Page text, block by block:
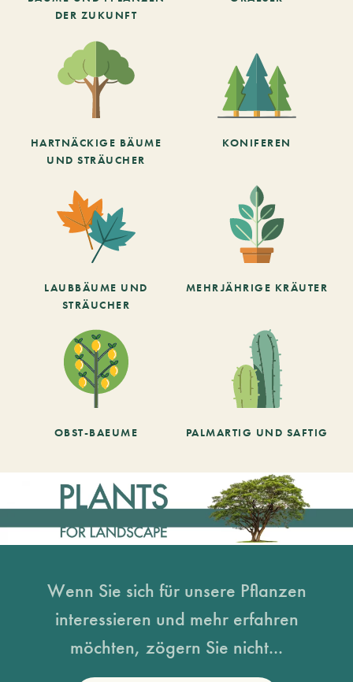
DER ZUKUNFT
HARTNÄCKIGE BÄUME
UND STRÄUCHER
KONIFEREN
LAUBBÄUME UND
STRÄUCHER
MEHRJÄHRIGE KRÄUTER
OBST-BAEUME PALMARTIG UND SAFTIG
Wenn Sie sich für unsere Pflanzen
interessieren und mehr erfahren
möchten, zögern Sie nicht...